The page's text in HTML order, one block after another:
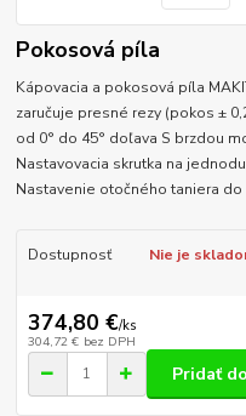
Pokosová píla
Kápovacia a pokosová píla
zaručuje presné rezy (pokos ±
od 0° do 45° doľava S brzdou
Nastavovacia skrutka na
Nastavenie otočného taniera do
Dostupnosť Nie je
374,80 €/ks
304,72 € bez DPH
Pridať